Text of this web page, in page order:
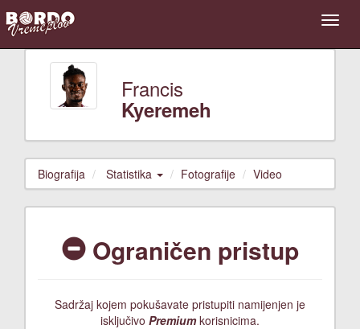
Francis
Kyeremeh
Biografija Statistika Fotografije Video
Ograničen pristup
Sadržaj kojem pokušavate pristupiti namijenjen je
isključivo Premiumkorisnicima.